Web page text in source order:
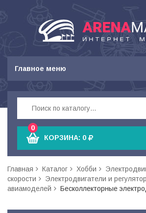
Главное меню
0
КОРЗИНА: 0
Главная Каталог Хобби
скорости
Электродвигатели и
авиамоделей
Бесколлекторные